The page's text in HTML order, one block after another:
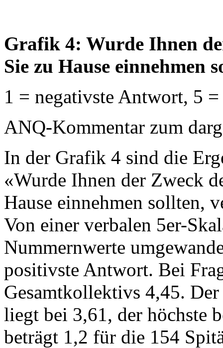
Grafik 4: Wurde Ihnen
Sie zu Hause einnehmen
1 = negativste Antwort, 5
ANQ-Kommentar zum
In der Grafik 4 sind die
«Wurde Ihnen der Zweck
Hause einnehmen sollten,
Von einer verbalen 5er-
Nummernwerte
positivste Antwort. Bei
Gesamtkollektivs 4,45.
liegt bei 3,61, der höchste
beträgt 1,2 für die 154